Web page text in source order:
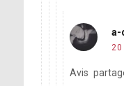
a-
Avis